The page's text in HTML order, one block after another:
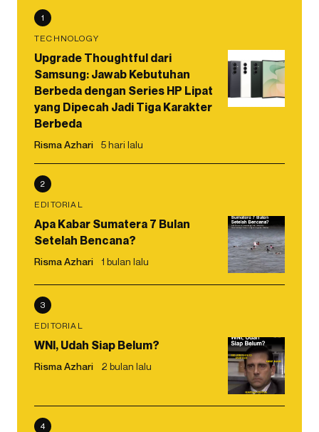
1
TECHNOLOGY
Upgrade Thoughtful dari
Samsung: Jawab Kebutuhan
Berbeda dengan Series HP Lipat
yang Dipecah Jadi Tiga Karakter
Berbeda
Risma Azhari 5 hari lalu
2
EDITORIAL
Apa Kabar Sumatera 7 Bulan
Setelah Bencana?
Risma Azhari 1 bulan lalu
3
EDITORIAL
WNI, Udah Siap Belum?
Risma Azhari 2 bulan lalu
4